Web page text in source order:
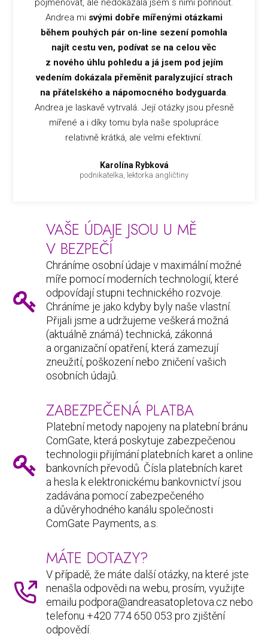
pojmenovat, ale nedokázala jsem s nimi pohnout.
Andrea mi svými dobře mířenými otázkami
během pouhých pár on-line sezení pomohla
najít cestu ven, podívat se na celou věc
z nového úhlu pohledu a já jsem pod jejím
vedením dokázala přeměnit paralyzující strach
na přátelského a nápomocného bodyguarda.
Andrea je laskavě vytrvalá. Její otázky jsou přesně
mířené a i díky tomu byla naše spolupráce
relativně krátká, ale velmi efektivní.
Karolína Rybková
podnikatelka, lektorka angličtiny
VAŠE ÚDAJE JSOU U MĚ
V BEZPEČÍ
Chráníme osobní údaje v maximální možné
míře pomocí moderních technologií, které
odpovídají stupni technického rozvoje.
Chráníme je jako kdyby byly naše vlastní.
Přijali jsme a udržujeme veškerá možná
(aktuálně známá) technická, zákonná
a organizační opatření, která zamezují
zneužití, poškození nebo zničení vašich
osobních údajů.
ZABEZPEČENÁ PLATBA
Platební metody napojeny na platební bránu
ComGate, která poskytuje zabezpečenou
technologii přijímání platebních karet a online
bankovních převodů. Čísla platebních karet
a hesla k elektronickému bankovnictví jsou
zadávána pomocí zabezpečeného
a důvěryhodného kanálu společnosti
ComGate Payments, a.s.
MÁTE DOTAZY?
V případě, že máte další otázky, na které jste
nenašla odpovědi na webu, prosím, využijte
emailu podpora@andreasatopletova.cz nebo
telefonu +420 774 650 053 pro zjištění
odpovědí.